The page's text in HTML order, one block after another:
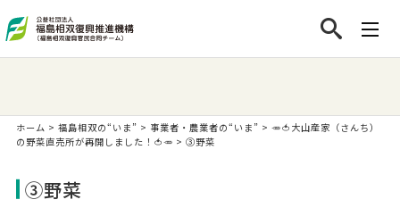
ホーム > 福島相双の“いま” > 事業者・農業者の“いま” > 🥕🍅大山産家（さんち）
の野菜直売所が再開しました！🍅🥕 > ③野菜
③野菜